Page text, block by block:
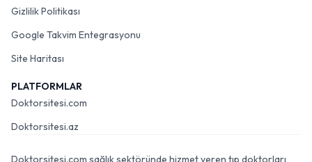
Gizlilik Politikası
Google Takvim Entegrasyonu
Site Haritası
PLATFORMLAR
Doktorsitesi.com
Doktorsitesi.az
Doktorsitesi.com sağlık sektöründe hizmet veren tıp doktorları,